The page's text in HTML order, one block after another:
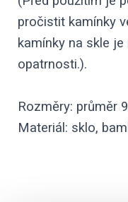
pročistit kamínky
kamínky na skle
opatrnosti.).
Rozměry: průměr
Materiál: sklo,